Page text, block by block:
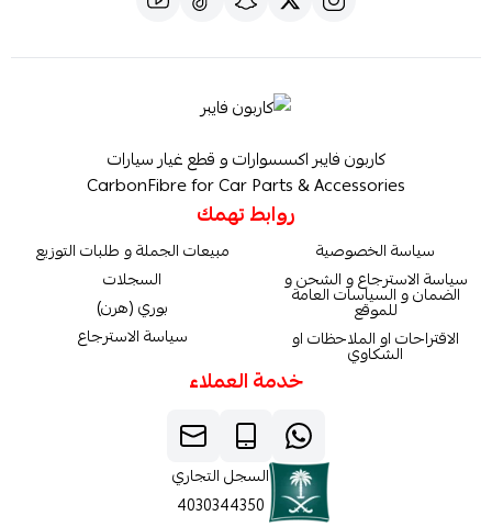
كاربون فايبر اكسسوارات و قطع غيار سيارات
CarbonFibre for Car Parts & Accessories
روابط تهمك
سياسة الخصوصية
سياسة الاسترجاع و الشحن و
الضمان و السياسات العامة
للموقع
الاقتراحات او الملاحظات او
الشكاوي
مبيعات الجملة و طلبات التوزيع
السجلات
بوري (هرن)
سياسة الاسترجاع
خدمة العملاء
السجل التجاري
4030344350